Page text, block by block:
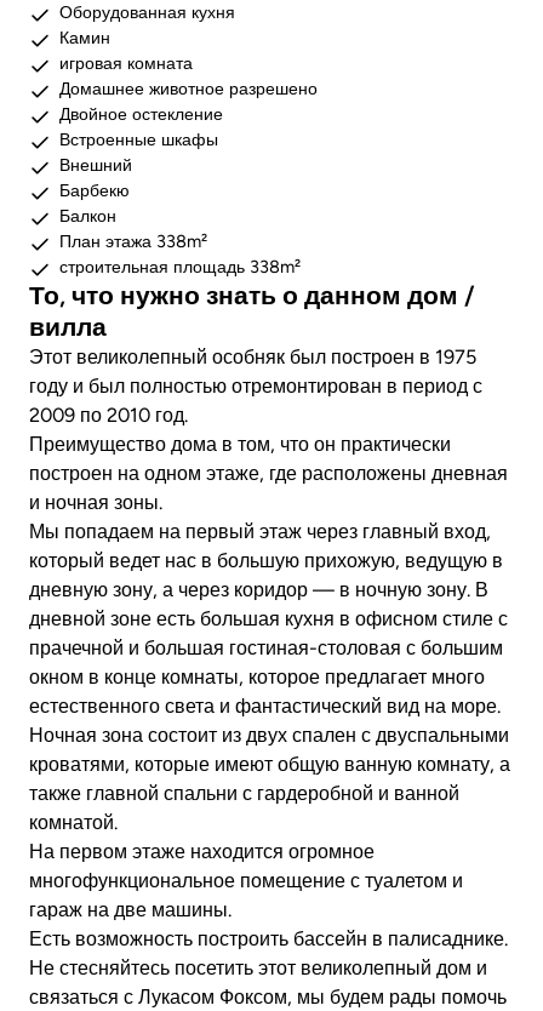
Оборудованная кухня
Камин
игровая комната
Домашнее животное разрешено
Двойное остекление
Встроенные шкафы
Внешний
Барбекю
Балкон
План этажа 338m²
строительная площадь 338m²
То, что нужно знать о данном дом /
вилла
Этот великолепный особняк был построен в 1975
году и был полностью отремонтирован в период с
2009 по 2010 год.
Преимущество дома в том, что он практически
построен на одном этаже, где расположены дневная
и ночная зоны.
Мы попадаем на первый этаж через главный вход,
который ведет нас в большую прихожую, ведущую в
дневную зону, а через коридор — в ночную зону. В
дневной зоне есть большая кухня в офисном стиле с
прачечной и большая гостиная-столовая с большим
окном в конце комнаты, которое предлагает много
естественного света и фантастический вид на море.
Ночная зона состоит из двух спален с двуспальными
кроватями, которые имеют общую ванную комнату, а
также главной спальни с гардеробной и ванной
комнатой.
На первом этаже находится огромное
многофункциональное помещение с туалетом и
гараж на две машины.
Есть возможность построить бассейн в палисаднике.
Не стесняйтесь посетить этот великолепный дом и
связаться с Лукасом Фоксом, мы будем рады помочь